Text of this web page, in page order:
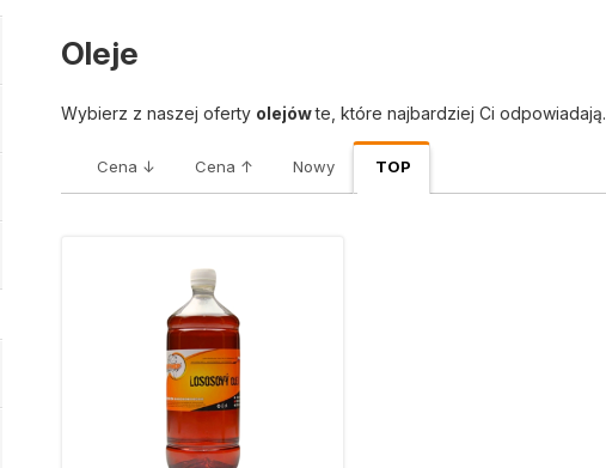
Oleje
Wybierz z naszej oferty olejówte, które najbardziej Ci odpowiadają.
Cena ↓ Cena ↑ Nowy TOP